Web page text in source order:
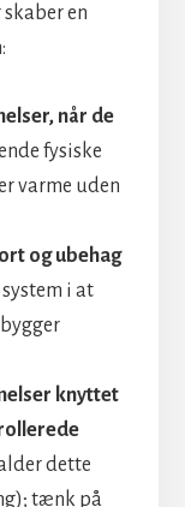
en
når de
fysiske
varme uden
og ubehag
i at
knyttet
dette
tænk på